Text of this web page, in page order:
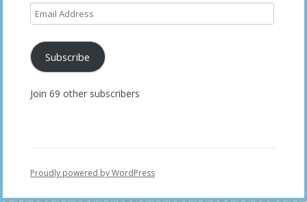
Email
Address
Subscribe
Join 69 other subscribers
Proudly powered by WordPress